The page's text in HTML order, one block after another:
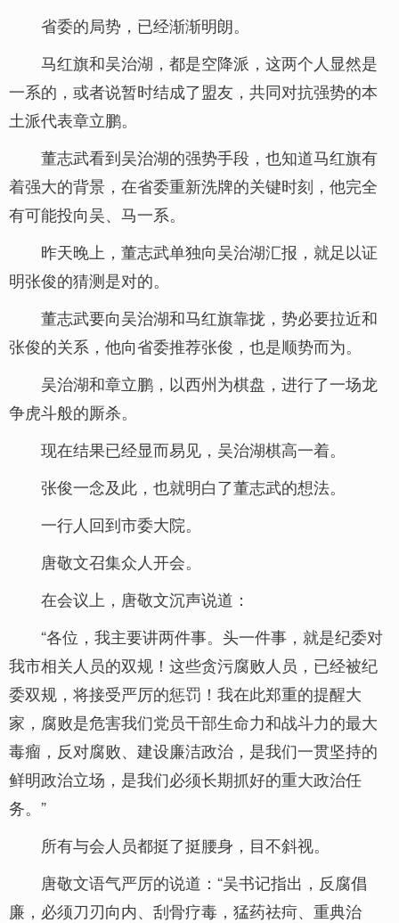
省委的局势，已经渐渐明朗。
马红旗和吴治湖，都是空降派，这两个人显然是
一系的，或者说暂时结成了盟友，共同对抗强势的本
土派代表章立鹏。
董志武看到吴治湖的强势手段，也知道马红旗有
着强大的背景，在省委重新洗牌的关键时刻，他完全
有可能投向吴、马一系。
昨天晚上，董志武单独向吴治湖汇报，就足以证
明张俊的猜测是对的。
董志武要向吴治湖和马红旗靠拢，势必要拉近和
张俊的关系，他向省委推荐张俊，也是顺势而为。
吴治湖和章立鹏，以西州为棋盘，进行了一场龙
争虎斗般的厮杀。
现在结果已经显而易见，吴治湖棋高一着。
张俊一念及此，也就明白了董志武的想法。
一行人回到市委大院。
唐敬文召集众人开会。
在会议上，唐敬文沉声说道：
“各位，我主要讲两件事。头一件事，就是纪委对
我市相关人员的双规！这些贪污腐败人员，已经被纪
委双规，将接受严厉的惩罚！我在此郑重的提醒大
家，腐败是危害我们党员干部生命力和战斗力的最大
毒瘤，反对腐败、建设廉洁政治，是我们一贯坚持的
鲜明政治立场，是我们必须长期抓好的重大政治任
务。”
所有与会人员都挺了挺腰身，目不斜视。
唐敬文语气严厉的说道：“吴书记指出，反腐倡
廉，必须刀刃向内、刮骨疗毒，猛药祛疴、重典治